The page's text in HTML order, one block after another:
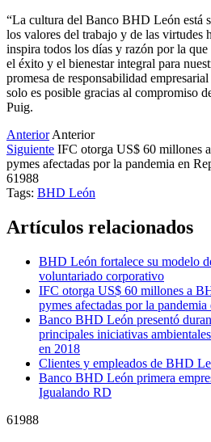
“La cultura del Banco BHD León está
los valores del trabajo y de las virtudes
inspira todos los días y razón por la
el éxito y el bienestar integral para
promesa de responsabilidad
solo es posible gracias al compromiso
Puig.
Anterior Anterior
Siguiente IFC otorga US$ 60 millones
pymes afectadas por la pandemia en
61988
Tags: BHD León
Artículos relacionados
BHD León fortalece su modelo
voluntariado corporativo
IFC otorga US$ 60 millones a
pymes afectadas por la
Banco BHD León presentó
principales iniciativas
en 2018
Clientes y empleados de BHD
Banco BHD León primera
Igualando RD
61988